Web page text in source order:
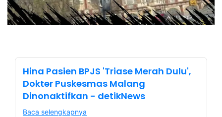
Hina Pasien BPJS 'Triase Merah Dulu',
Dokter Puskesmas Malang
Dinonaktifkan - detikNews
Baca selengkapnya